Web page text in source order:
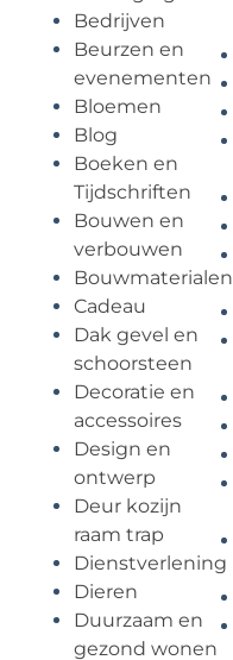
Bedrijven
Beurzen en
evenementen
Bloemen
Blog
Boeken en
Tijdschriften
Bouwen en
verbouwen
Bouwmaterialen
Cadeau
Dak gevel en
schoorsteen
Decoratie en
accessoires
Design en
ontwerp
Deur kozijn
raam trap
Dienstverlening
Dieren
Duurzaam en
gezond wonen